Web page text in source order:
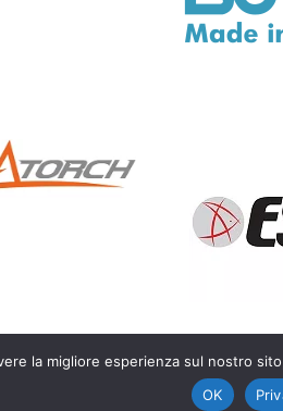
photography – P.IVA
la migliore esperienza sul nostro
OK